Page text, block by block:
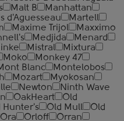
Malt B
Manhattan
d'Aguesseau
Martell
Maxime Trijol
Maxximo
Medjida
Menard
Mistral
Mixtura
Moko
Monkey 47
Blanc
Montelobos
Mozart
Myokosan
Newton
Ninth Wave
OakHeart
Old
Hunter's Old Mull
Old
Ora Orloff
Orran